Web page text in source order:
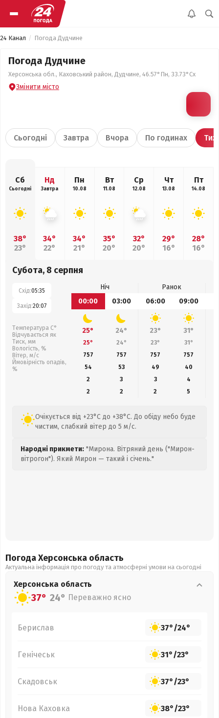
24 Канал Погода Дудчине
Погода Дудчине
Херсонська обл., Каховський район, Дудчине, 46.57°Пн, 33.73°Сх
Змінити місто
Сьогодні Завтра Вчора По годинах
Сб
Сьогодні
38°
23°
Нд
Завтра
34°
22°
Пн
10.08
34°
21°
Вт
11.08
35°
20°
Ср
12.08
32°
20°
Чт
13.08
29°
16°
Пт
14.08
28°
16°
Субота, 8 серпня
Схід:05:35
Захід:20:07
Температура С°
Відчувається як
Тиск, мм
Вологість, %
Вітер, м/с
Ймовірність опадів,
%
Ніч
Ранок
00:00
03:00 06:00 09:00
25° 24° 23° 31°
25° 24° 23° 31°
757
757 757 757
54
53 49 40
2
3 3
4
2
2 2 5
Очікується від +23°C до +38°C. До обіду небо буде
чистим, слабкий вітер до 5 м/с.
Народні прикмети: "Мирона. Вітряний день ("Мирон-
вітрогон"). Який Мирон — такий і січень."
Погода Херсонська область
Актуальна інформація про погоду та атмосферні умови на сьогодні
Херсонська область
37° 24° Переважно ясно
Берислав 37°/24°
Генічеськ 31°/23°
Скадовськ 37°/23°
Нова Каховка 38°/23°